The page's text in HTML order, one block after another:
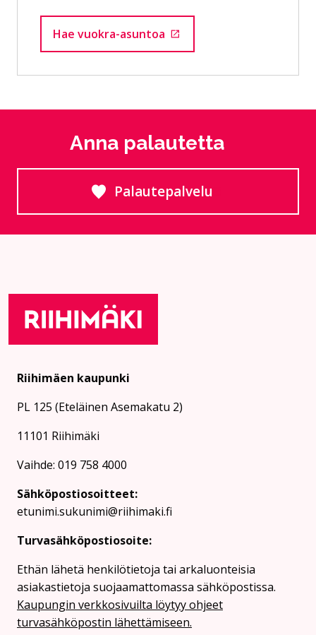
Hae vuokra-asuntoa
Siirtyy ulkoiselle sivustolle
Anna palautetta
Palautepalvelu
Siirtyy ulkoiselle
Riihimäen kaupunki
PL 125 (Eteläinen Asemakatu 2)
11101 Riihimäki
Vaihde: 019 758 4000
Sähköpostiosoitteet:
etunimi.sukunimi@riihimaki.fi
Turvasähköpostiosoite:
Ethän lähetä henkilötietoja tai arkaluonteisia
asiakastietoja suojaamattomassa sähköpostissa.
Kaupungin verkkosivuilta löytyy ohjeet
turvasähköpostin lähettämiseen.